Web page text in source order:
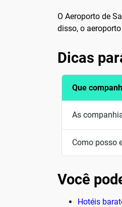
O Aeroporto de
disso, o
Dicas
Que
As
Como posso
Você
Hotéis